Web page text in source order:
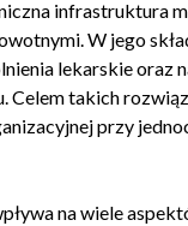
infrastruktura
W jego
lekarskie oraz
Celem takich
przy
na wiele